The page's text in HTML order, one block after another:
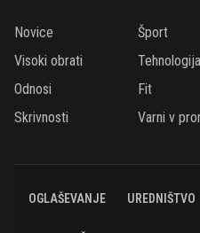
Novice Šport
Visoki obrati
Tehnologija
Odnosi
Fit
Skrivnosti
Varni v
OGLAŠEVANJE UREDNIŠTVO